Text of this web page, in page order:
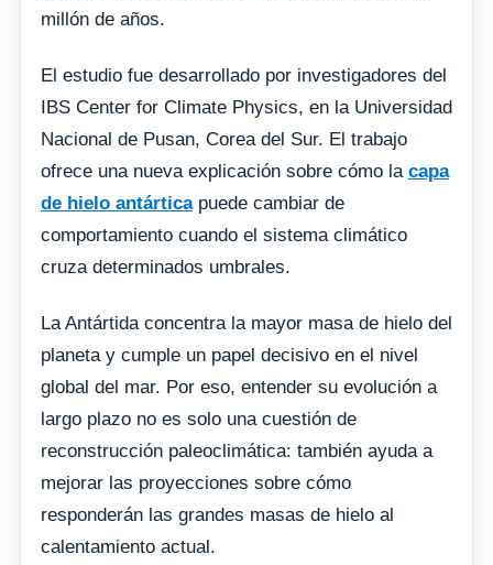
millón de años.
El estudio fue desarrollado por investigadores del
IBS Center for Climate Physics, en la Universidad
Nacional de Pusan, Corea del Sur. El trabajo
ofrece una nueva explicación sobre cómo la capa
de hielo antárticapuede cambiar de
comportamiento cuando el sistema climático
cruza determinados umbrales.
La Antártida concentra la mayor masa de hielo del
planeta y cumple un papel decisivo en el nivel
global del mar. Por eso, entender su evolución a
largo plazo no es solo una cuestión de
reconstrucción paleoclimática: también ayuda a
mejorar las proyecciones sobre cómo
responderán las grandes masas de hielo al
calentamiento actual.